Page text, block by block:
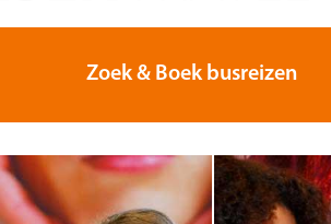
Zoek & Boek busreizen